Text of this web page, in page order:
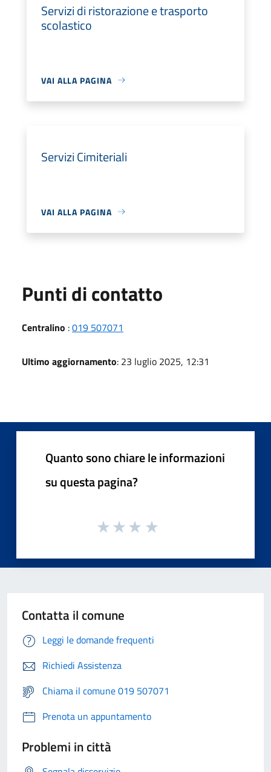
Servizi di ristorazione e trasporto
scolastico
VAI ALLA PAGINA
Servizi Cimiteriali
VAI ALLA PAGINA
Punti di contatto
Centralino :019 507071
Ultimo aggiornamento: 23 luglio 2025, 12:31
Quanto sono chiare le informazioni
su questa pagina?
Contatta il comune
Leggi le domande frequenti
Richiedi Assistenza
Chiama il comune 019 507071
Prenota un appuntamento
Problemi in città